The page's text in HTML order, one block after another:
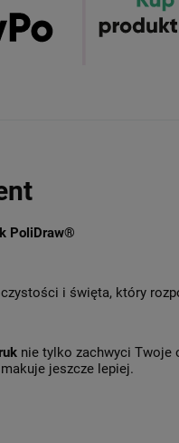
PoliDraw®
i święta, który
nie tylko zachwyci Twoje
jeszcze lepiej.